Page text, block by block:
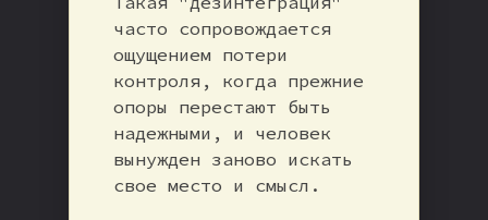
часто сопровождается
ощущением потери
контроля, когда прежние
опоры перестают быть
надежными, и человек
вынужден заново искать
свое место и смысл.